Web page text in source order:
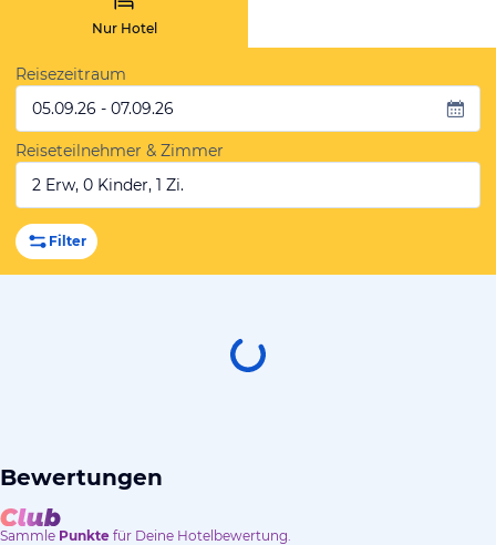
Nur Hotel
Reisezeitraum
05.09.26 - 07.09.26
Reiseteilnehmer & Zimmer
2 Erw, 0 Kinder, 1 Zi.
Filter
Bewertungen
Sammle Punkte für Deine Hotelbewertung.